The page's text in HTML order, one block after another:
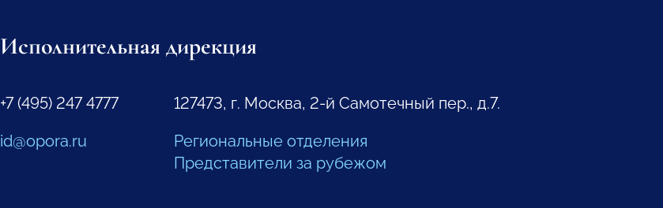
Исполнительная дирекция
+7 (495) 247 4777
id@opora.ru
127473, г. Москва, 2-й Самотечный пер., д.7.
Региональные отделения
Представители за рубежом